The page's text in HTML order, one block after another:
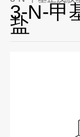
3-N-甲
盐